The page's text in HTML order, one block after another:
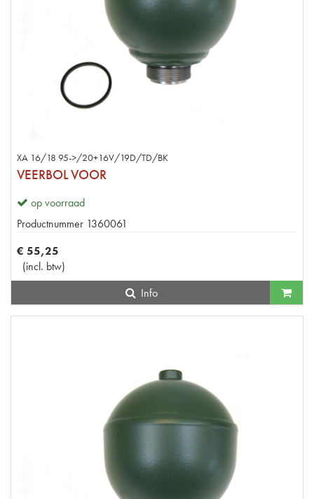
XA 16/18 95->/20+16V/19D/TD/BK
VEERBOL VOOR
op voorraad
Productnummer 1360061
€ 55,25
(incl. btw)
Info